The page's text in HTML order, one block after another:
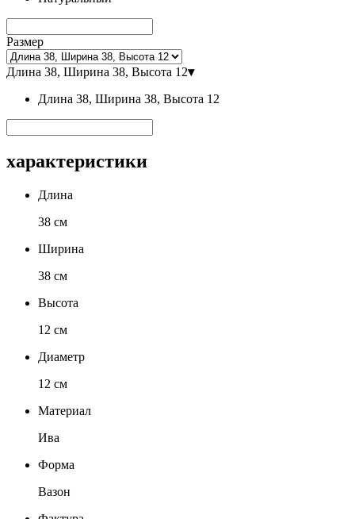
Размер
Длина 38, Ширина 38, Высота 12▾
Длина 38, Ширина 38, Высота 12
характеристики
Длина
38 см
Ширина
38 см
Высота
12 см
Диаметр
12 см
Материал
Ива
Форма
Вазон